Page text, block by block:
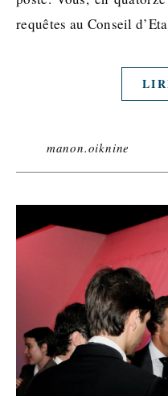
requêtes au Conseil
manon.oiknine